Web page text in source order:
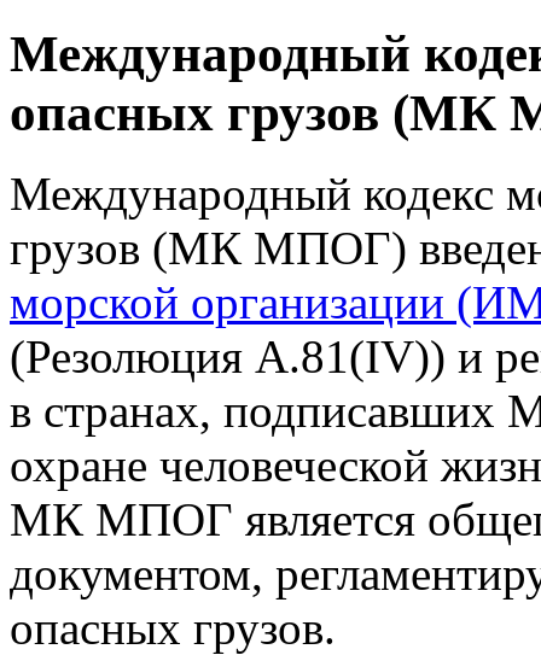
Международный
опасных грузов
Международный кодекс
грузов (МК МПОГ)
морской организации
(Резолюция A.81(IV)) и
в странах, подписавших
охране человеческой
МК МПОГ является
документом,
опасных грузов.